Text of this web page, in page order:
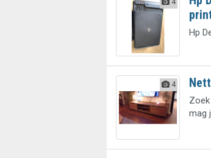
Hp
4
mag